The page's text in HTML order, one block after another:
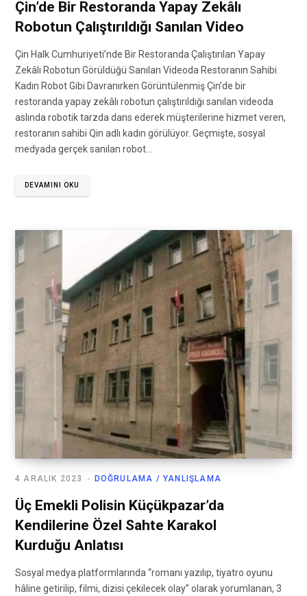
Çin’de Bir Restoranda Yapay Zekâlı
Robotun Çalıştırıldığı Sanılan Video
Çin Halk Cumhuriyeti’nde Bir Restoranda Çalıştırılan Yapay
Zekâlı Robotun Görüldüğü Sanılan Videoda Restoranın Sahibi
Kadın Robot Gibi Davranırken Görüntülenmiş Çin’de bir
restoranda yapay zekâlı robotun çalıştırıldığı sanılan videoda
aslında robotik tarzda dans ederek müşterilerine hizmet veren,
restoranın sahibi Qin adlı kadın görülüyor. Geçmişte, sosyal
medyada gerçek sanılan robot…
DEVAMINI OKU
DOĞRULAMA / YANLIŞLAMA
4 ARALIK 2023
Üç Emekli Polisin Küçükpazar’da
Kendilerine Özel Sahte Karakol
Kurduğu Anlatısı
Sosyal medya platformlarında “romanı yazılıp, tiyatro oyunu
hâline getirilip, filmi, dizisi çekilecek olay” olarak yorumlanan, 3